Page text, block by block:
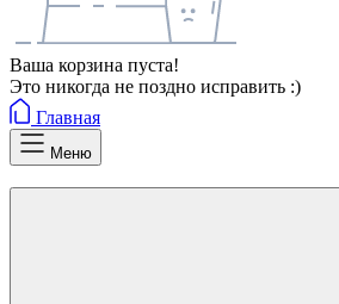
Ваша корзина пуста!
Это никогда не поздно исправить :)
Главная
Меню